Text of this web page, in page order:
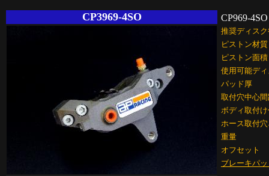
CP3969-4SO CP969-4SO
推奨ディス
ピストン材質
ピストン面積
使用可能デ
パッド厚
取付穴中心
ボディ取付
ホース取付
重量
オフセット
ブレーキパ